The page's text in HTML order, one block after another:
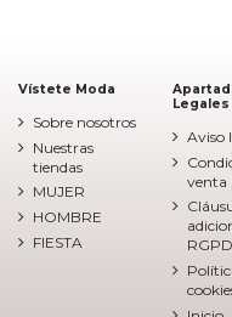
Vístete Moda
Sobre nosotros
Nuestras
tiendas
MUJER
HOMBRE
FIESTA
Legales
Aviso
venta
RGPD